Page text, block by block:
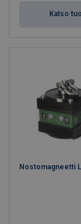
Katso
Nostomagneetti